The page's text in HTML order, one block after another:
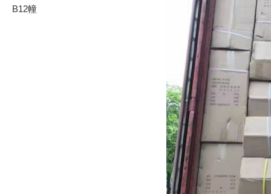
B12幢